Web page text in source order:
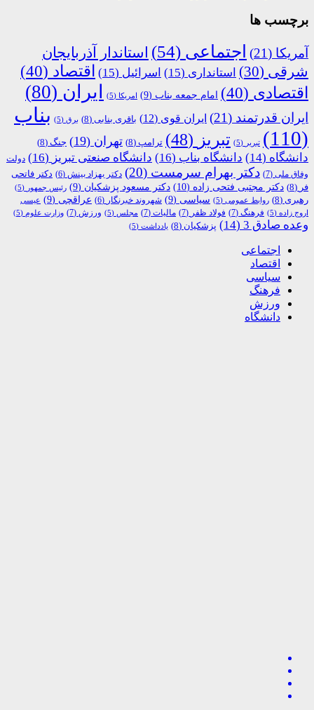
برچسب ها
آمریکا (21) اجتماعی (54)
استاندار آذربایجان
شرقی (30) استانداری (15) اسرائیل (15) اقتصاد (40)
اقتصادی (40) امام جمعه بناب (9) امریکا (5) ایران (80)
ایران قدرتمند (21) ایران قوی (12) باقری بنابی (8) برق (5)
بناب
(110)
تبریر (5) تبریز (48) ترامپ (8) تهران (19) جنگ (8)
دانشگاه (14) دانشگاه بناب (16) دانشگاه صنعتی تبریز (16)
دولت
وفاق ملی (7) دکتر بهرام سرمست (20) دکتر بهزاد بینش (6)
دکتر فاتحی
فر (8) دکتر مجتبی فتحی زاده (10) دکتر مسعود پزشکیان (9) رئیس جمهور (5)
رهبری (8) روابط عمومی (5) سیاسی (9) شهروند خبرنگار (6) عراقچی (9)
عیسی
اروج زاده (5) فرهنگ (7) فولاد ظفر (7) مالیات (7) مجلس (5) ورزش (7) وزارت علوم (5)
وعده صادق 3 (14) پزشکیان (8) یادداشت (5)
اجتماعی
اقتصاد
سیاسی
فرهنگ
ورزش
دانشگاه